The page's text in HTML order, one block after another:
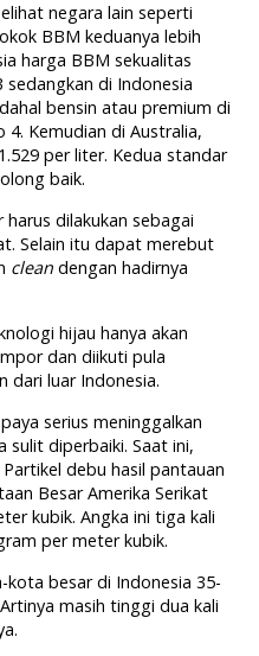
negara lain seperti
BBM keduanya lebih
harga BBM sekualitas
di Indonesia
bensin atau premium di
4. Kemudian di Australia,
per liter. Kedua standar
baik.
harus dilakukan sebagai
Selain itu dapat merebut
clean dengan hadirnya
hijau hanya akan
dan diikuti pula
dari luar Indonesia.
serius meninggalkan
diperbaiki. Saat ini,
debu hasil pantauan
Besar Amerika Serikat
kubik. Angka ini tiga kali
per meter kubik.
besar di Indonesia 35-
masih tinggi dua kali